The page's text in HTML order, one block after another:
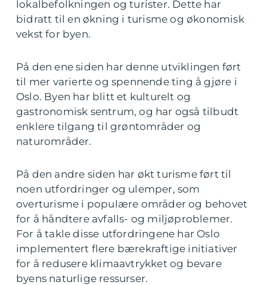
lokalbefolkningen og turister. Dette har
bidratt til en økning i turisme og økonomisk
vekst for byen.
På den ene siden har denne utviklingen ført
til mer varierte og spennende ting å gjøre i
Oslo. Byen har blitt et kulturelt og
gastronomisk sentrum, og har også tilbudt
enklere tilgang til grøntområder og
naturområder.
På den andre siden har økt turisme ført til
noen utfordringer og ulemper, som
overturisme i populære områder og behovet
for å håndtere avfalls- og miljøproblemer.
For å takle disse utfordringene har Oslo
implementert flere bærekraftige initiativer
for å redusere klimaavtrykket og bevare
byens naturlige ressurser.